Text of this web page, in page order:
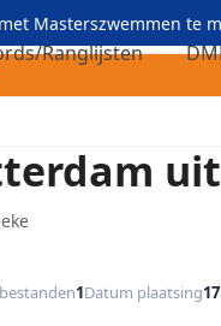
Masterszwemmen te
Ranglijsten
1Datum plaatsing